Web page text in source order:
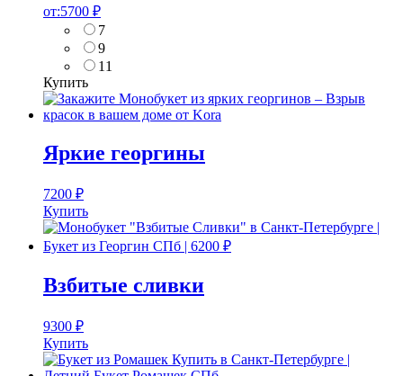
от:5700 ₽
7
9
11
Купить
Яркие георгины
7200 ₽
Купить
Взбитые сливки
9300 ₽
Купить